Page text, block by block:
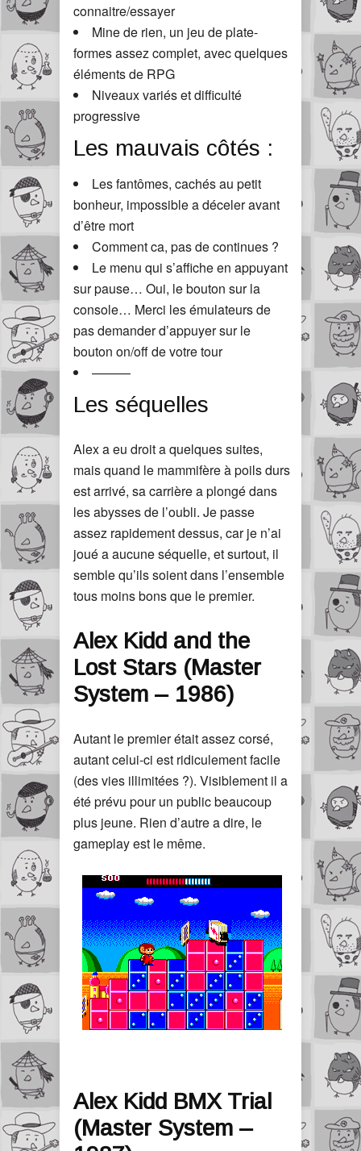
connaitre/essayer
Mine de rien, un jeu de plate-
formes assez complet, avec quelques
éléments de RPG
Niveaux variés et difficulté
progressive
Les mauvais côtés :
Les fantômes, cachés au petit
bonheur, impossible a déceler avant
d’être mort
Comment ca, pas de continues ?
Le menu qui s’affiche en appuyant
sur pause… Oui, le bouton sur la
console… Merci les émulateurs de
pas demander d’appuyer sur le
bouton on/off de votre tour
———
Les séquelles
Alex a eu droit a quelques suites,
mais quand le mammifère à poils durs
est arrivé, sa carrière a plongé dans
les abysses de l’oubli. Je passe
assez rapidement dessus, car je n’ai
joué a aucune séquelle, et surtout, il
semble qu’ils soient dans l’ensemble
tous moins bons que le premier.
Alex Kidd and the
Lost Stars (Master
System – 1986)
Autant le premier était assez corsé,
autant celui-ci est ridiculement facile
(des vies illimitées ?). Visiblement il a
été prévu pour un public beaucoup
plus jeune. Rien d’autre a dire, le
gameplay est le même.
Alex Kidd BMX Trial
(Master System –